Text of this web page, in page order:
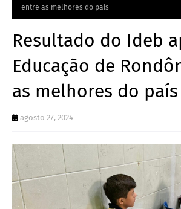
entre as melhores do país
Resultado do Ideb
Educação de
as melhores do país
agosto 27, 2024